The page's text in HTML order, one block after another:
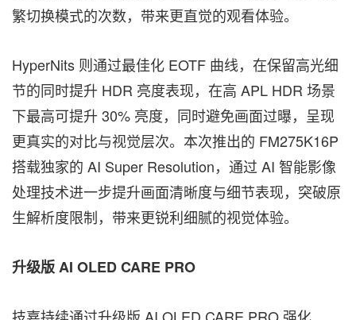
繁切换模式的次数，带来更直觉的观看体验。
HyperNits 则通过最佳化 EOTF 曲线，在保留高光细
节的同时提升 HDR 亮度表现，在高 APL HDR 场景
下最高可提升 30% 亮度，同时避免画面过曝，呈现
更真实的对比与视觉层次。本次推出的 FM275K16P
搭载独家的 AI Super Resolution，通过 AI 智能影像
处理技术进一步提升画面清晰度与细节表现，突破原
生解析度限制，带来更锐利细腻的视觉体验。
升级版 AI OLED CARE PRO